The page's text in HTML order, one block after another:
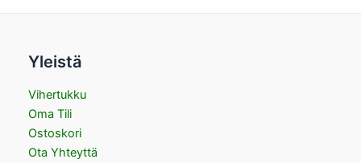
Yleistä
Vihertukku
Oma Tili
Ostoskori
Ota Yhteyttä